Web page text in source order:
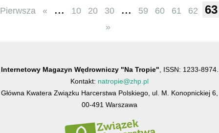
Pierwsza « ... 10 20 30 ... 59 60 61 62 63
»
Internetowy Magazyn Wędrowniczy "Na Tropie" , ISSN: 1233-8974.
Kontakt: natropie@zhp.pl
Główna Kwatera Związku Harcerstwa Polskiego, ul. M. Konopnickiej 6,
00-491 Warszawa